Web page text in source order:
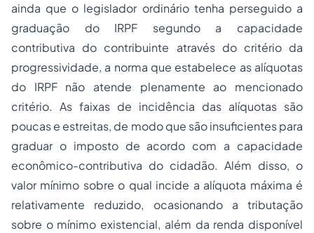
ainda que o legislador ordinário tenha perseguido a
graduação do IRPF segundo a capacidade
contributiva do contribuinte através do critério da
progressividade, a norma que estabelece as alíquotas
do IRPF não atende plenamente ao mencionado
critério. As faixas de incidência das alíquotas são
poucas e estreitas, de modo que são insuficientes para
graduar o imposto de acordo com a capacidade
econômico-contributiva do cidadão. Além disso, o
valor mínimo sobre o qual incide a alíquota máxima é
relativamente reduzido, ocasionando a tributação
sobre o mínimo existencial, além da renda disponível